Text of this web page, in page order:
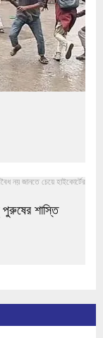
পুরুষের শাস্তি